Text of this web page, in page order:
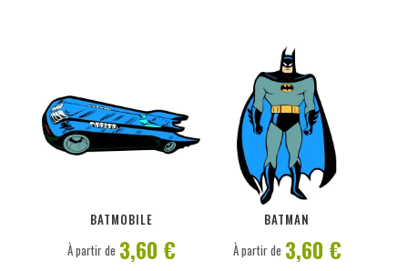
BATMOBILE
À partir de 3,60 €
BATMAN
PERSONNALISER
À partir de 3,60 €